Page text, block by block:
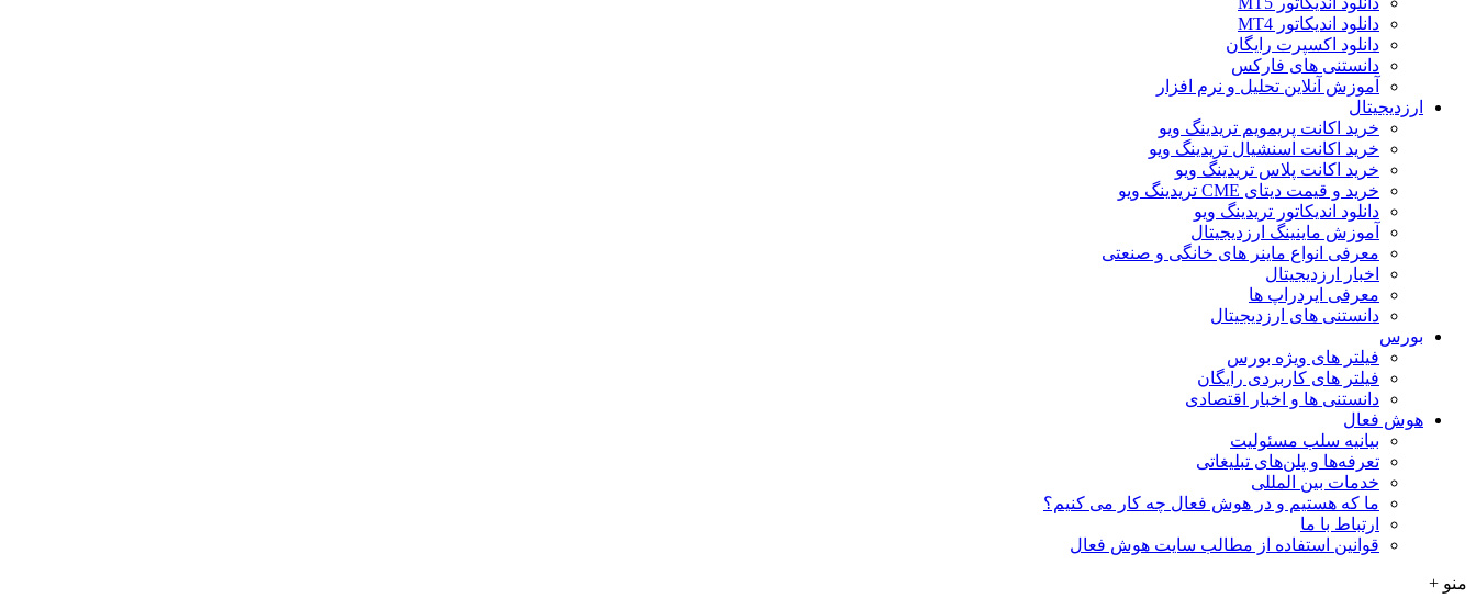
دانلود اندیکاتور MT4
دانلود اکسپرت رایگان
دانستنی های فارکس
آموزش آنلاین تحلیل و نرم افزار
ارزدیجیتال
خرید اکانت پریمویم تریدینگ ویو
خرید اکانت اسنشیال تریدینگ ویو
خرید اکانت پلاس تریدینگ ویو
خرید و قیمت دیتای CME تریدینگ ویو
دانلود اندیکاتور تریدینگ ویو
آموزش ماینینگ ارزدیجیتال
معرفی انواع ماینر های خانگی و صنعتی
اخبار ارزدیجیتال
معرفی ایردراپ ها
دانستنی های ارزدیجیتال
بورس
فیلتر های ویژه بورس
فیلتر های کاربردی رایگان
دانستنی ها و اخبار اقتصادی
هوش فعال
بیانیه سلب مسئولیت
تعرفه‌ها و پلن‌های تبلیغاتی
خدمات بین المللی
ما که هستیم و در هوش فعال چه کار می کنیم؟
ارتباط با ما
قوانین استفاده از مطالب سایت هوش فعال
منو +